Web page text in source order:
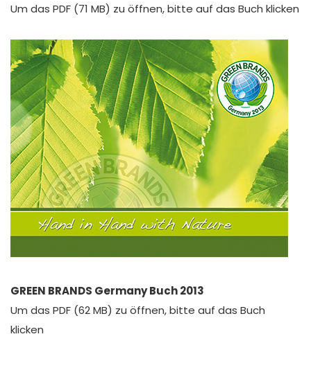
Um das PDF (71 MB) zu öffnen, bitte auf das Buch klicken
GREEN BRANDS Germany Buch 2013
Um das PDF (62 MB) zu öffnen, bitte auf das Buch
klicken